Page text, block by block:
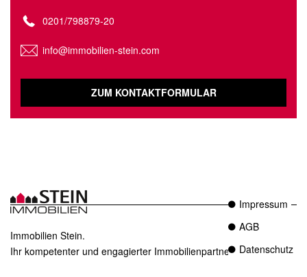
0201/798879-20
info@immobilien-stein.com
ZUM KONTAKTFORMULAR
Immobilien Stein.
Ihr kompetenter und engagierter Immobilienpartner in Essen.
Impressum
AGB
Datenschutz